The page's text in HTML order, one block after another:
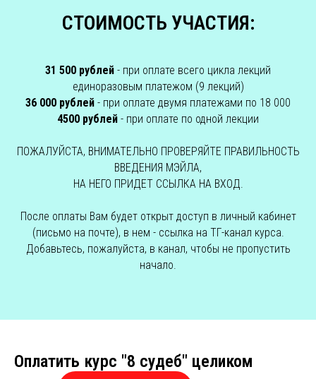
СТОИМОСТЬ УЧАСТИЯ:
31 500 рублей - при оплате всего цикла лекций
единоразовым платежом (9 лекций)
36 000 рублей - при оплате двумя платежами по 18 000
4500 рублей - при оплате по одной лекции
ПОЖАЛУЙСТА, ВНИМАТЕЛЬНО ПРОВЕРЯЙТЕ ПРАВИЛЬНОСТЬ
ВВЕДЕНИЯ МЭЙЛА,
НА НЕГО ПРИДЕТ ССЫЛКА НА ВХОД.
После оплаты Вам будет открыт доступ в личный кабинет
(письмо на почте), в нем - ссылка на ТГ-канал курса.
Добавьтесь, пожалуйста, в канал, чтобы не пропустить
начало.
Оплатить курс "8 судеб" целиком